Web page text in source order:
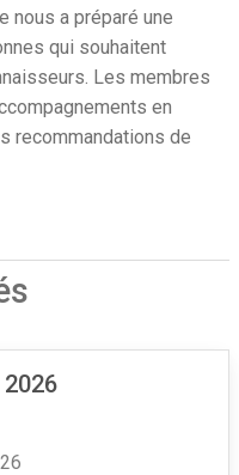
nous a préparé une
qui souhaitent
Les membres
en
recommandations de